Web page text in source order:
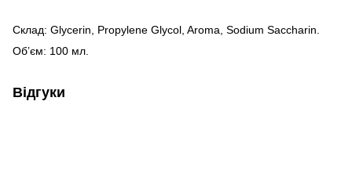
Склад: Glycerin, Propylene Glycol, Aroma, Sodium Saccharin.
Об’єм: 100 мл.
Відгуки